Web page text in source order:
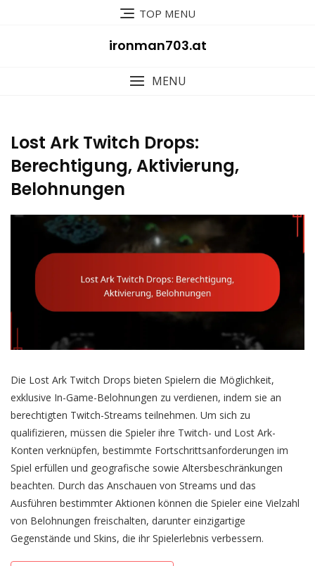
TOP MENU
ironman703.at
MENU
Lost Ark Twitch Drops:
Berechtigung, Aktivierung,
Belohnungen
Die Lost Ark Twitch Drops bieten Spielern die Möglichkeit,
exklusive In-Game-Belohnungen zu verdienen, indem sie an
berechtigten Twitch-Streams teilnehmen. Um sich zu
qualifizieren, müssen die Spieler ihre Twitch- und Lost Ark-
Konten verknüpfen, bestimmte Fortschrittsanforderungen im
Spiel erfüllen und geografische sowie Altersbeschränkungen
beachten. Durch das Anschauen von Streams und das
Ausführen bestimmter Aktionen können die Spieler eine Vielzahl
von Belohnungen freischalten, darunter einzigartige
Gegenstände und Skins, die ihr Spielerlebnis verbessern.